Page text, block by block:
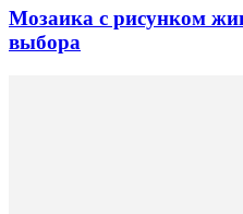
Мозаика с рисунком
выбора